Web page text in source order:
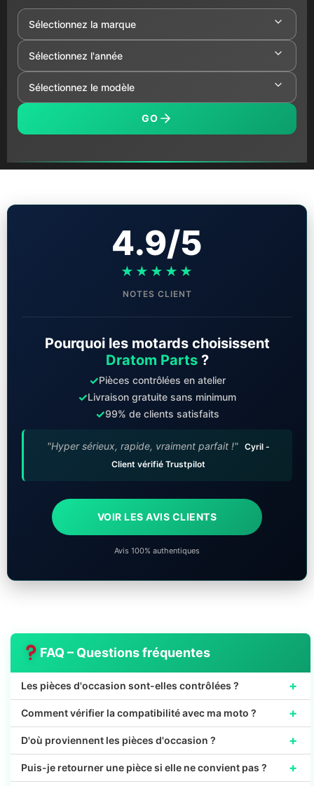
GO
4.9/5
★★★★★
NOTES CLIENT
Pourquoi les motards choisissent
Dratom Parts?
✓Pièces contrôlées en atelier
✓Livraison gratuite sans minimum
✓99% de clients satisfaits
"Hyper sérieux, rapide, vraiment parfait !" Cyril -
Client vérifié Trustpilot
VOIR LES AVIS CLIENTS
Avis 100% authentiques
FAQ – Questions fréquentes
Les pièces d'occasion sont-elles contrôlées ? +
Comment vérifier la compatibilité avec ma moto ? +
D'où proviennent les pièces d'occasion ? +
Puis-je retourner une pièce si elle ne convient pas ? +